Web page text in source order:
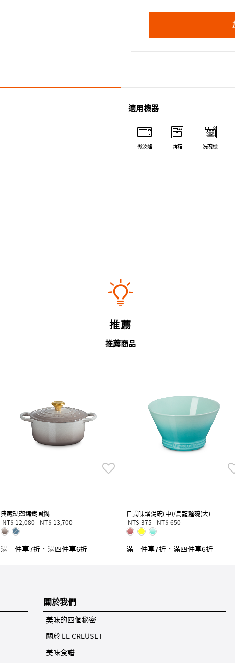
適用機器
微波爐 烤箱 洗碗機
推薦
推薦商品
典藏琺瑯鑄鐵圓鍋
NT$ 12,080 - NT$ 13,700
滿一件享7折，滿四件享6折
日式味增湯碗(中)/烏龍麵碗(大)
NT$ 375 - NT$ 650
滿一件享7折，滿四件享6折
關於我們
美味的四個秘密
關於 LE CREUSET
美味食譜